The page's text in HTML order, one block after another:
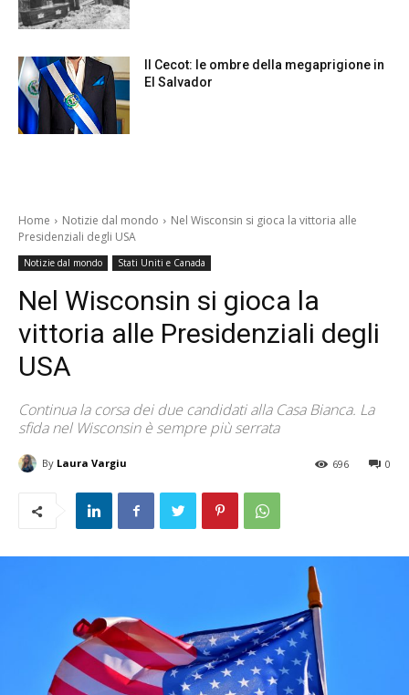
Il Cecot: le ombre della megaprigione in
El Salvador